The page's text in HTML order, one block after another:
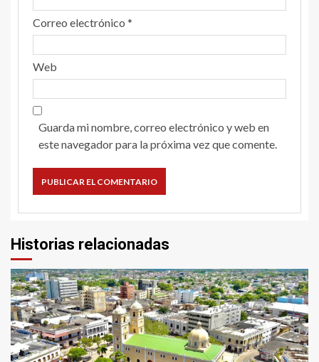
Correo electrónico *
Web
Guarda mi nombre, correo electrónico y web en
este navegador para la próxima vez que comente.
Historias relacionadas